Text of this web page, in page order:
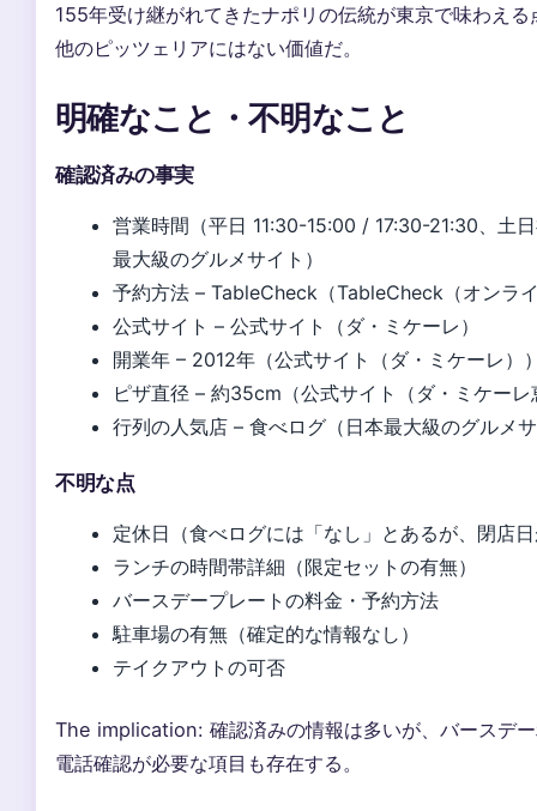
155年受け継がれてきたナポリの伝統が東京で味わえる
他のピッツェリアにはない価値だ。
明確なこと・不明なこと
確認済みの事実
営業時間（平日 11:30-15:00 / 17:30-21:30、土
最大級のグルメサイト）
予約方法 – TableCheck（TableCheck（オンラ
公式サイト – 公式サイト（ダ・ミケーレ）
開業年 – 2012年（公式サイト（ダ・ミケーレ）
ピザ直径 – 約35cm（公式サイト（ダ・ミケーレ
行列の人気店 – 食べログ（日本最大級のグルメ
不明な点
定休日（食べログには「なし」とあるが、閉店
ランチの時間帯詳細（限定セットの有無）
バースデープレートの料金・予約方法
駐車場の有無（確定的な情報なし）
テイクアウトの可否
The implication: 確認済みの情報は多いが、バースデ
電話確認が必要な項目も存在する。